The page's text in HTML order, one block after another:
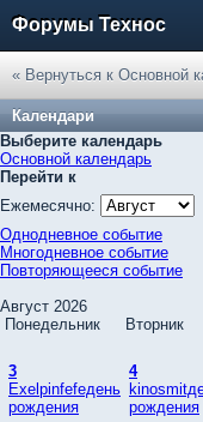
Форумы Технос
« Вернуться к Основной
Календари
Выберите календарь
Основной календарь
Перейти к
Ежемесячно:
Однодневное событие
Многодневное событие
Повторяющееся событие
Август 2026
Понедельник
Вторник
3
Exelpinfefeдень
рождения
4
рождения